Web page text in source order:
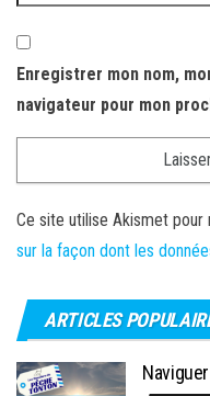
Enregistrer mon nom,
navigateur pour mon
Ce site utilise Akismet pour
sur la façon dont les
ARTICLES